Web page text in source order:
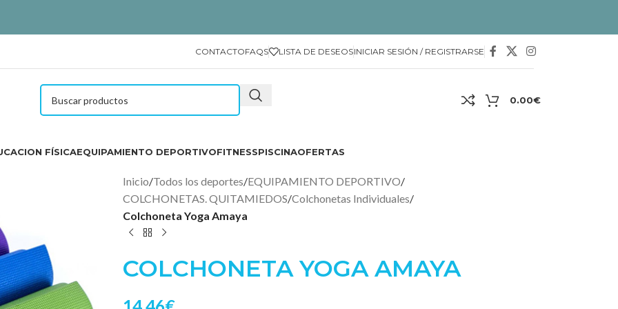
CONTACTOFAQS LISTA DE DESEOSINICIAR SESIÓN / REGISTRARSE
0.00€
FÍSICAEQUIPAMIENTO DEPORTIVOFITNESSPISCINAOFERTAS
Inicio/Todos los deportes/EQUIPAMIENTO DEPORTIVO/
COLCHONETAS. QUITAMIEDOS/Colchonetas Individuales/
Colchoneta Yoga Amaya
COLCHONETA YOGA AMAYA